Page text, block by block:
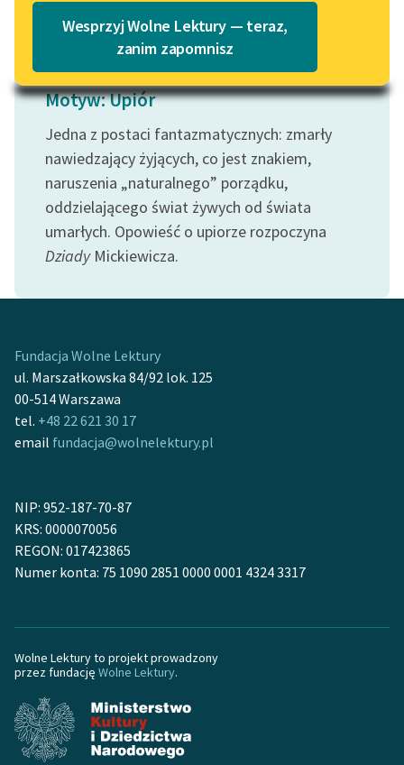
Lektury szkolne i klasyka
literatury do słuchania dla
uczennic i uczniów z
niepełnosprawnościami
E-kolekcja lektur
szkolnych i literatury do
słuchania dla uczennic i
uczniów z
skandynawskiej literatury
feministycznej
Ręce pełne poezji
Kolekcje edukacyjne
lektur szkolnych oraz
Starego Testamentu
Odkurzamy bohaterów
Lektur
Katalog w formacie PDF
O nas
Kontakt
O projekcie
Wesprzyj Wolne Lektury — teraz,
zanim zapomnisz
Motyw: Upiór
Jedna z postaci fantazmatycznych: zmarły
nawiedzający żyjących, co jest znakiem,
naruszenia „naturalnego” porządku,
oddzielającego świat żywych od świata
umarłych. Opowieść o upiorze rozpoczyna
DziadyMickiewicza.
Fundacja Wolne Lektury
ul. Marszałkowska 84/92 lok. 125
00-514 Warszawa
tel. +48 22 621 30 17
email fundacja@wolnelektury.pl
NIP: 952-187-70-87
KRS: 0000070056
REGON: 017423865
Numer konta: 75 1090 2851 0000 0001 4324 3317
Wolne Lektury to projekt prowadzony
przez fundację Wolne Lektury.